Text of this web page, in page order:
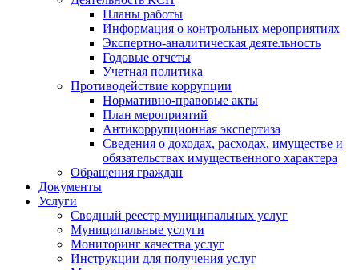
Планы работы
Информация о контрольных мероприятиях
Экспертно-аналитическая деятельность
Годовые отчеты
Учетная политика
Противодействие коррупции
Нормативно-правовые акты
План мероприятий
Антикоррупционная экспертиза
Сведения о доходах, расходах, имуществе и
обязательствах имущественного характера
Обращения граждан
Документы
Услуги
Сводный реестр муниципальных услуг
Муниципальные услуги
Мониторинг качества услуг
Инструкции для получения услуг